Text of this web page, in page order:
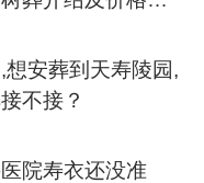
安葬到天寿陵园,
不接？
院寿衣还没准